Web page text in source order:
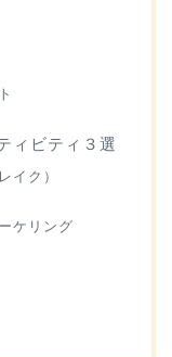
ィビティ３選
イク）
ケリング